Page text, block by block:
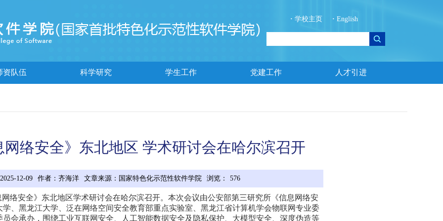
· 学校主页 · English
资队伍 科学研究 学生工作 党建工作 人才引进
网络安全》东北地区 学术研讨会在哈尔滨召开
12-09 作者：齐海洋 文章来源：国家特色化示范性软件学院 浏览： 576
网络安全》东北地区学术研讨会在哈尔滨召开。本次会议由公安部第三研究所《信息网络安
、黑龙江大学、泛在网络空间安全教育部重点实验室、黑龙江省计算机学会物联网专业委
会承办，围绕工业互联网安全、人工智能数据安全及隐私保护、大模型安全、深度伪造等